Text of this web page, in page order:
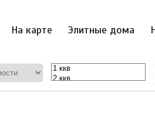
На карте Элитные дома